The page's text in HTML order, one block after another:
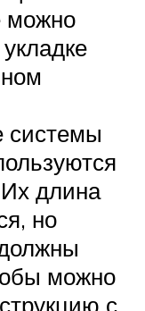
можно
системы
длина
но
можно
с